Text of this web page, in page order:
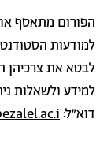
הפורום מתאסף
למודעות
לבטא את צרכיהן
דוא"ל: